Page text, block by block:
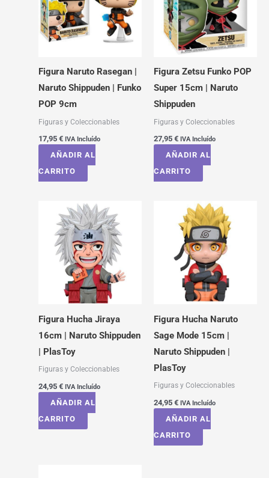
Figura Naruto Rasegan |
Naruto Shippuden | Funko
POP 9cm
Figuras y Coleccionables
17,95 € IVA Incluído
AÑADIR AL
CARRITO
Figura Zetsu Funko POP
Super 15cm | Naruto
Shippuden
Figuras y Coleccionables
27,95 € IVA Incluído
AÑADIR AL
CARRITO
Figura Hucha Jiraya
16cm | Naruto Shippuden
| PlasToy
Figuras y Coleccionables
24,95 € IVA Incluído
AÑADIR AL
CARRITO
Figura Hucha Naruto
Sage Mode 15cm |
Naruto Shippuden |
PlasToy
Figuras y Coleccionables
24,95 € IVA Incluído
AÑADIR AL
CARRITO